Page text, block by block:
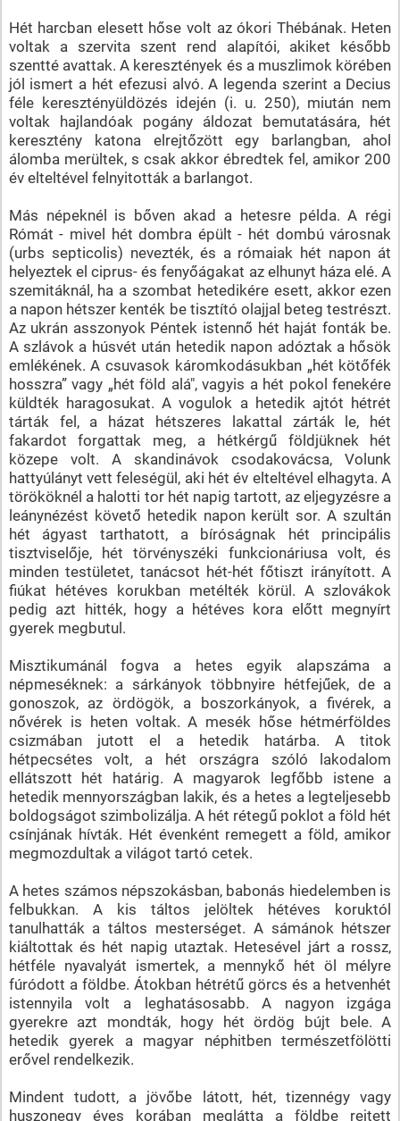
Hét harcban elesett hőse volt az ókori Thébának. Heten
voltak a szervita szent rend alapítói, akiket később
szentté avattak. A keresztények és a muszlimok körében
jól ismert a hét efezusi alvó. A legenda szerint a Decius
féle keresztényüldözés idején (i. u. 250), miután nem
voltak hajlandóak pogány áldozat bemutatására, hét
keresztény katona elrejtőzött egy barlangban, ahol
álomba merültek, s csak akkor ébredtek fel, amikor 200
év elteltével felnyitották a barlangot.
Más népeknél is bőven akad a hetesre példa. A régi
Rómát - mivel hét dombra épült - hét dombú városnak
(urbs septicolis) nevezték, és a rómaiak hét napon át
helyeztek el ciprus- és fenyőágakat az elhunyt háza elé. A
szemitáknál, ha a szombat hetedikére esett, akkor ezen
a napon hétszer kenték be tisztító olajjal beteg testrészt.
Az ukrán asszonyok Péntek istennő hét haját fonták be.
A szlávok a húsvét után hetedik napon adóztak a hősök
emlékének. A csuvasok káromkodásukban „hét kötőfék
hosszra” vagy „hét föld alá", vagyis a hét pokol fenekére
küldték haragosukat. A vogulok a hetedik ajtót hétrét
tárták fel, a házat hétszeres lakattal zárták le, hét
fakardot forgattak meg, a hétkérgű földjüknek hét
közepe volt. A skandinávok csodakovácsa, Volunk
hattyúlányt vett feleségül, aki hét év elteltével elhagyta. A
törököknél a halotti tor hét napig tartott, az eljegyzésre a
leánynézést követő hetedik napon került sor. A szultán
hét ágyast tarthatott, a bíróságnak hét principális
tisztviselője, hét törvényszéki funkcionáriusa volt, és
minden testületet, tanácsot hét-hét főtiszt irányított. A
fiúkat hétéves korukban metélték körül. A szlovákok
pedig azt hitték, hogy a hétéves kora előtt megnyírt
gyerek megbutul.
Misztikumánál fogva a hetes egyik alapszáma a
népmeséknek: a sárkányok többnyire hétfejűek, de a
gonoszok, az ördögök, a boszorkányok, a fivérek, a
nővérek is heten voltak. A mesék hőse hétmérföldes
csizmában jutott el a hetedik határba. A titok
hétpecsétes volt, a hét országra szóló lakodalom
ellátszott hét határig. A magyarok legfőbb istene a
hetedik mennyországban lakik, és a hetes a legteljesebb
boldogságot szimbolizálja. A hét rétegű poklot a föld hét
csínjának hívták. Hét évenként remegett a föld, amikor
megmozdultak a világot tartó cetek.
A hetes számos népszokásban, babonás hiedelemben is
felbukkan. A kis táltos jelöltek hétéves koruktól
tanulhatták a táltos mesterséget. A sámánok hétszer
kiáltottak és hét napig utaztak. Hetesével járt a rossz,
hétféle nyavalyát ismertek, a mennykő hét öl mélyre
fúródott a földbe. Átokban hétrétű görcs és a hetvenhét
istennyila volt a leghatásosabb. A nagyon izgága
gyerekre azt mondták, hogy hét ördög bújt bele. A
hetedik gyerek a magyar néphitben természetfölötti
erővel rendelkezik.
Mindent tudott, a jövőbe látott, hét, tizennégy vagy
huszonegy éves korában meglátta a földbe rejtett